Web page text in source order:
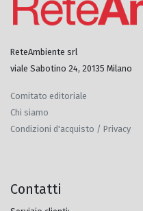
ReteAmbiente srl
viale Sabotino 24, 20135 Milano
Comitato editoriale
Chi siamo
Condizioni d'acquisto / Privacy
Contatti